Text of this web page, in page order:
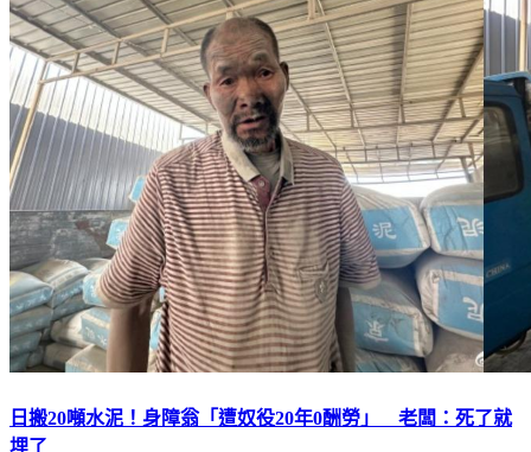
日搬20噸水泥！身障翁「遭奴役20年0酬勞」 老闆：死了就
埋了